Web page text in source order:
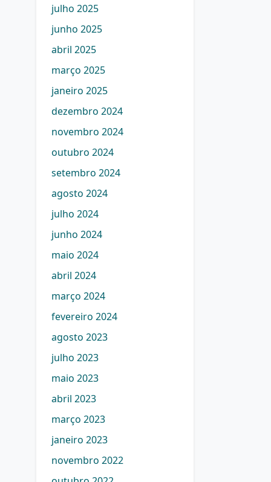
julho 2025
junho 2025
abril 2025
março 2025
janeiro 2025
dezembro 2024
novembro 2024
outubro 2024
setembro 2024
agosto 2024
julho 2024
junho 2024
maio 2024
abril 2024
março 2024
fevereiro 2024
agosto 2023
julho 2023
maio 2023
abril 2023
março 2023
janeiro 2023
novembro 2022